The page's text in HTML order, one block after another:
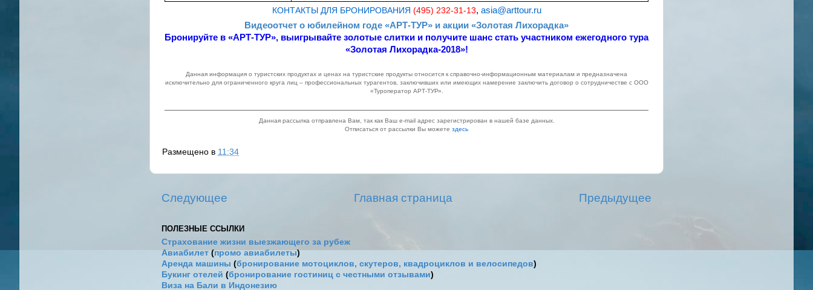
КОНТАКТЫ ДЛЯ БРОНИРОВАНИЯ (495) 232-31-13, asia@arttour.ru
Видеоотчет о юбилейном годе «АРТ-ТУР» и акции «Золотая Лихорадка»
Бронируйте в «АРТ-ТУР», выигрывайте золотые слитки и получите шанс стать участником ежегодного тура
«Золотая Лихорадка-2018»!
Данная информация о туристских продуктах и ценах на туристские продукты относится к справочно-информационным материалам и предназначена
исключительно для ограниченного круга лиц – профессиональных турагентов, заключивших или имеющих намерение заключить договор о сотрудничестве с ООО
«Туроператор АРТ-ТУР».
Данная рассылка отправлена Вам, так как Ваш e-mail адрес зарегистрирован в нашей базе данных.
Отписаться от рассылки Вы можете здесь
Размещено в 11:34
Следующее Предыдущее
Главная страница
ПОЛЕЗНЫЕ ССЫЛКИ
Страхование жизни выезжающего за рубеж
Авиабилет (промо авиабилеты)
Аренда машины (бронирование мотоциклов, скутеров, квадроциклов и велосипедов)
Букинг отелей (бронирование гостиниц с честными отзывами)
Виза на Бали в Индонезию